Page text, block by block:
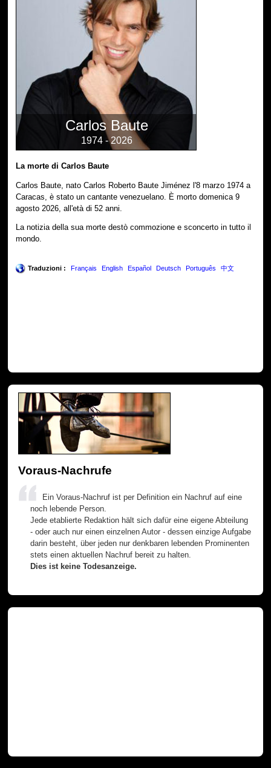
Carlos Baute
1974 - 2026
La morte di Carlos Baute
Carlos Baute, nato Carlos Roberto Baute Jiménez l'8 marzo 1974 a
Caracas, è stato un cantante venezuelano. È morto domenica 9
agosto 2026, all'età di 52 anni.
La notizia della sua morte destò commozione e sconcerto in tutto il
mondo.
Traduzioni : Français English Español Deutsch Português 中文
Voraus-Nachrufe
Ein Voraus-Nachruf ist per Definition ein Nachruf auf eine
noch lebende Person.
Jede etablierte Redaktion hält sich dafür eine eigene Abteilung
- oder auch nur einen einzelnen Autor - dessen einzige Aufgabe
darin besteht, über jeden nur denkbaren lebenden Prominenten
stets einen aktuellen Nachruf bereit zu halten.
Dies ist keine Todesanzeige.